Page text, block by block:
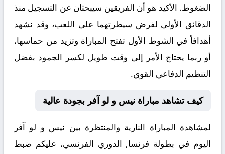
الضغوط. الأكيد هو أن الفريقين سيبحثان عن التسجيل منذ
الدقائق الأولى لفرض سيطرتهما على اللعب، وقد نشهد
أهدافاً في الشوط الأول تفتح المباراة وتزيد من حماسها،
أو ربما يحتاج الأمر إلى وقت طويل لكسر الجمود بفضل
التنظيم الدفاعي القوي.
كيف تشاهد مباراة نيس و لو آفر بجودة عالية
لمشاهدة المباراة النارية والمنتظرة بين نيس و لو آفر
اليوم في بطولة فرنسا, الدوري الفرنسي، عليكم ضبط